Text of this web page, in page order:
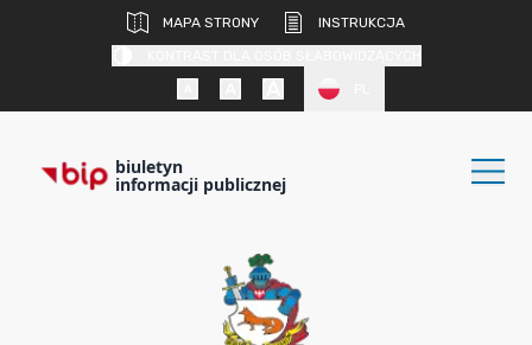
MAPA STRONY
INSTRUKCJA
biuletyn
informacji publicznej